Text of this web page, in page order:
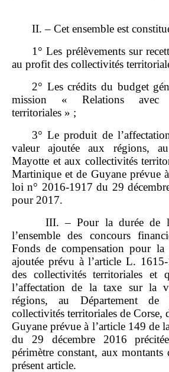
II. – Cet ensemble est
1° Les prélèvements sur
au profit des collectivités
2° Les crédits du budget
mission « Relations avec
territoriales » ;
3° Le produit de
valeur ajoutée aux régions,
Mayotte et aux collectivités
Martinique et de Guyane prévue
loi n° 2016‑1917 du 29
pour 2017.
III. – Pour la durée de
l’ensemble des concours
Fonds de compensation pour
ajoutée prévu à l’article L.
des collectivités territoriales et
l’affectation de la taxe sur la
régions, au Département
collectivités territoriales de Corse,
Guyane prévue à l’article 149 de
du 29 décembre 2016
périmètre constant, aux
présent article.